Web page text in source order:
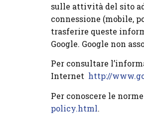
sulle attività del sito
connessione (mobile,
trasferire queste
Google. Google non
Per consultare
Internet http://
Per conoscere le
policy.html.